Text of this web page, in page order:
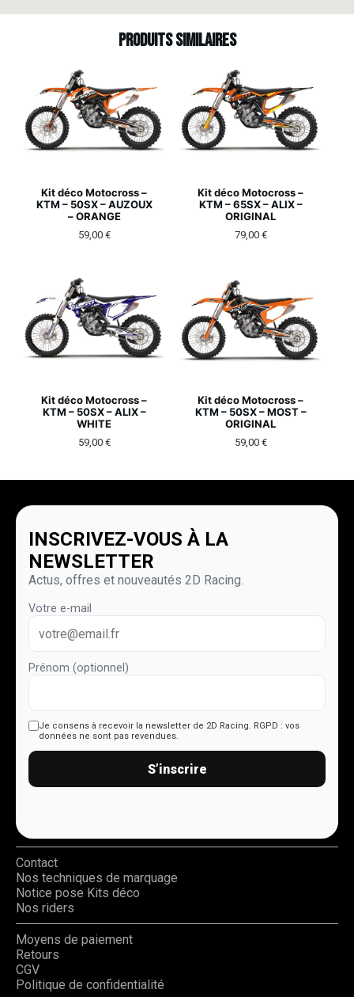
Produits similaires
Kit déco Motocross –
KTM – 50SX – AUZOUX
– ORANGE
59,00 €
Kit déco Motocross –
KTM – 65SX – ALIX –
ORIGINAL
79,00 €
Kit déco Motocross –
KTM – 50SX – ALIX –
WHITE
59,00 €
Kit déco Motocross –
KTM – 50SX – MOST –
ORIGINAL
59,00 €
INSCRIVEZ-VOUS À LA
NEWSLETTER
Actus, offres et nouveautés 2D Racing.
Votre e-mail
Prénom (optionnel)
Je consens à recevoir la newsletter de 2D Racing. RGPD : vos
données ne sont pas revendues.
S’inscrire
Contact
Nos techniques de marquage
Notice pose Kits déco
Nos riders
Moyens de paiement
Retours
CGV
Politique de confidentialité